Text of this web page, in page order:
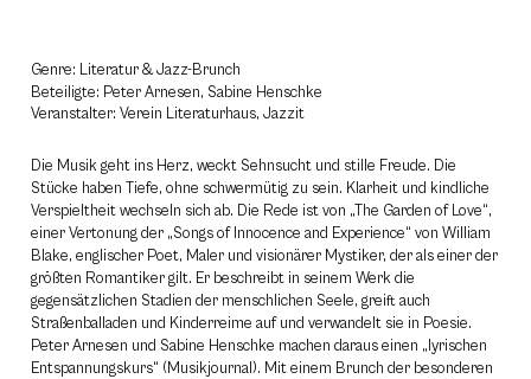
Genre: Literatur & Jazz-Brunch
Beteiligte: Peter Arnesen, Sabine Henschke
Veranstalter: Verein Literaturhaus, Jazzit
Die Musik geht ins Herz, weckt Sehnsucht und stille Freude. Die
Stücke haben Tiefe, ohne schwermütig zu sein. Klarheit und kindliche
Verspieltheit wechseln sich ab. Die Rede ist von „The Garden of Love“,
einer Vertonung der „Songs of Innocence and Experience“ von William
Blake, englischer Poet, Maler und visionärer Mystiker, der als einer der
größten Romantiker gilt. Er beschreibt in seinem Werk die
gegensätzlichen Stadien der menschlichen Seele, greift auch
Straßenballaden und Kinderreime auf und verwandelt sie in Poesie.
Peter Arnesen und Sabine Henschke machen daraus einen „lyrischen
Entspannungskurs“ (Musikjournal). Mit einem Brunch der besonderen